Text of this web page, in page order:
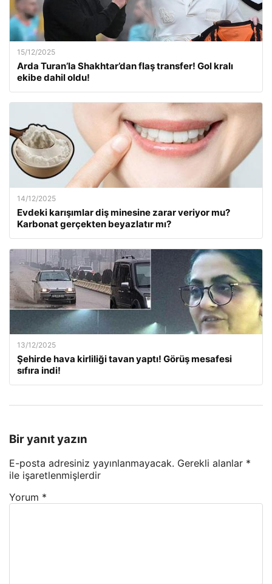
15/12/2025
Arda Turan’la Shakhtar’dan flaş transfer! Gol kralı
ekibe dahil oldu!
14/12/2025
Evdeki karışımlar diş minesine zarar veriyor mu?
Karbonat gerçekten beyazlatır mı?
13/12/2025
Şehirde hava kirliliği tavan yaptı! Görüş mesafesi
sıfıra indi!
Bir yanıt yazın
E-posta adresiniz yayınlanmayacak. Gerekli alanlar *
ile işaretlenmişlerdir
Yorum *